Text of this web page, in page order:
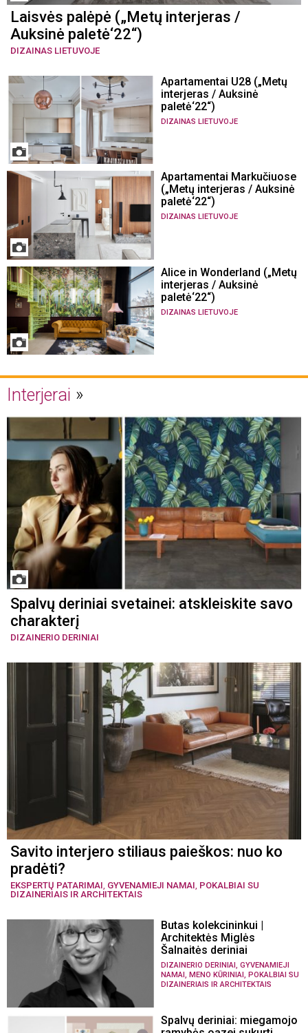
Laisvės palėpė („Metų interjeras /
Auksinė paletė‘22“)
DIZAINAS LIETUVOJE
Apartamentai U28 („Metų
interjeras / Auksinė
paletė‘22“)
DIZAINAS LIETUVOJE
Apartamentai Markučiuose
(„Metų interjeras / Auksinė
paletė‘22“)
DIZAINAS LIETUVOJE
Alice in Wonderland („Metų
interjeras / Auksinė
paletė‘22“)
DIZAINAS LIETUVOJE
Interjerai
Spalvų deriniai svetainei: atskleiskite savo
charakterį
DIZAINERIO DERINIAI
Savito interjero stiliaus paieškos: nuo ko
pradėti?
EKSPERTŲ PATARIMAI GYVENAMIEJI NAMAI POKALBIAI SU
DIZAINERIAIS IR ARCHITEKTAIS
Butas kolekcininkui |
Architektės Miglės
Šalnaitės deriniai
DIZAINERIO DERINIAI GYVENAMIEJI
NAMAI MENO KŪRINIAI POKALBIAI SU
DIZAINERIAIS IR ARCHITEKTAIS
Spalvų deriniai: miegamojo